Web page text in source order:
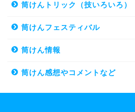
筒けんトリック（技いろいろ）
筒けんフェスティバル
筒けん情報
筒けん感想やコメントなど